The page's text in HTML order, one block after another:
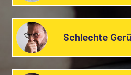
Schlechte